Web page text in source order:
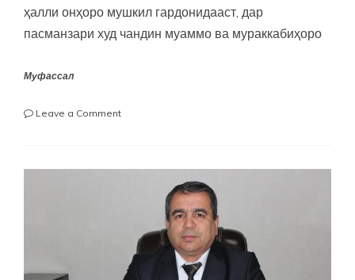
ҳалли онҳоро мушкил гардонидааст, дар
пасманзари худ чандин муаммо ва мураккабиҳоро
Муфассал
Leave a Commenton
ТАМАДДУНҲО
ФАРҲАНГИ
МИЛЛӢ
ДАР